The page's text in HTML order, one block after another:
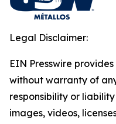
Legal Disclaimer:
EIN Presswire
without warranty of
responsibility or
images, videos,